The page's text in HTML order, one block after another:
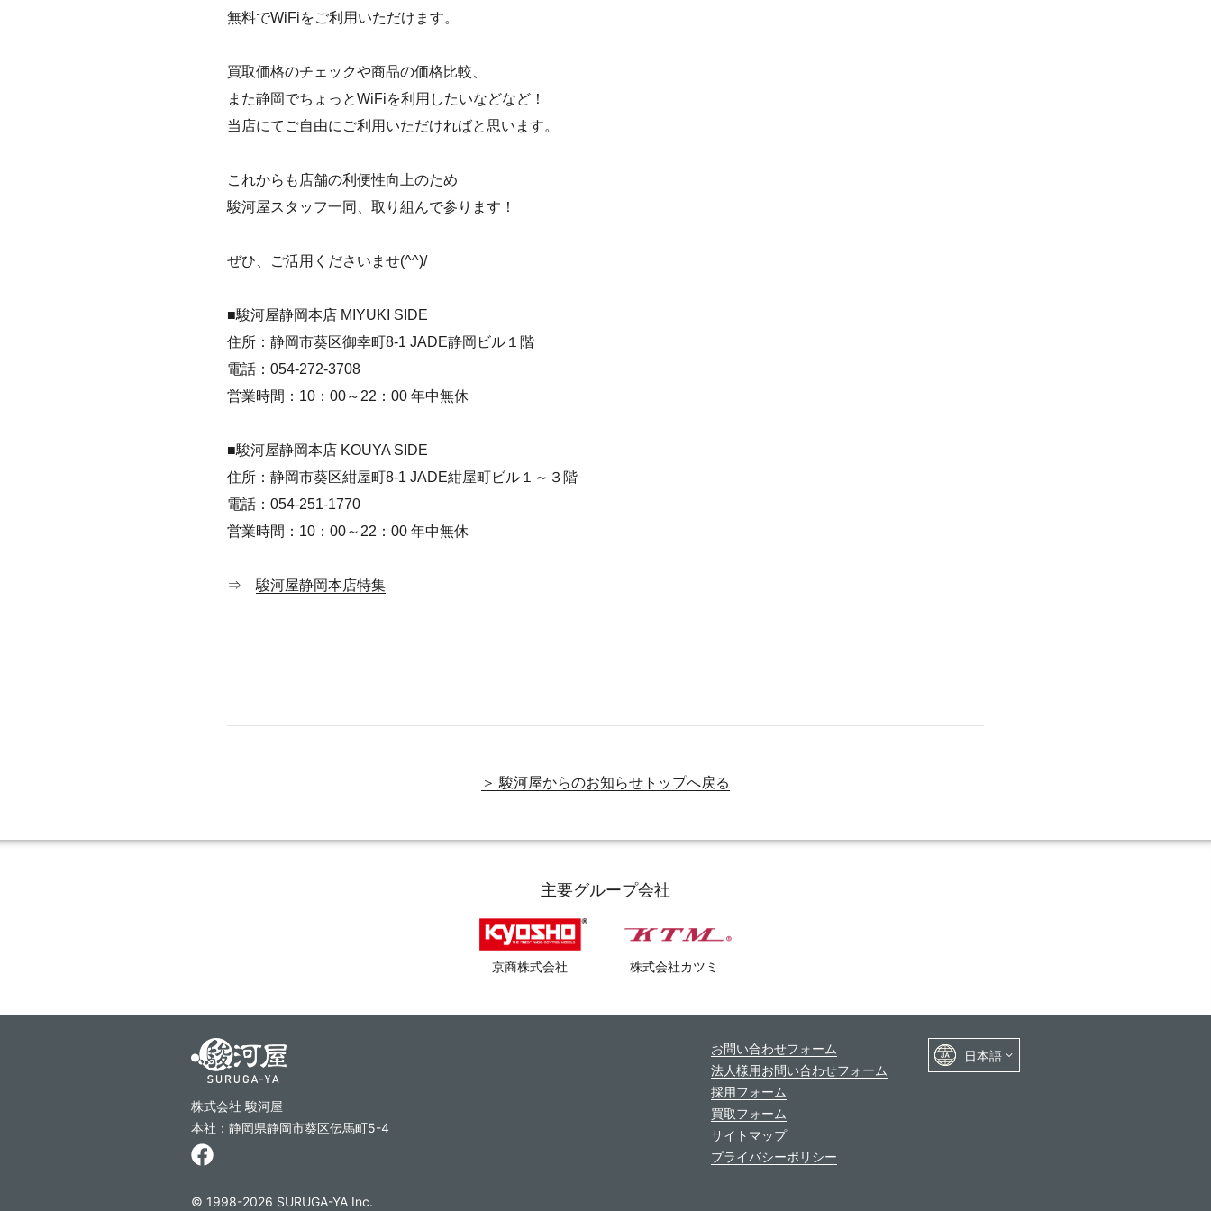
無料でWiFiをご利用いただけます。
買取価格のチェックや商品の価格比較、
また静岡でちょっとWiFiを利用したいなどなど！
当店にてご自由にご利用いただければと思います。
これからも店舗の利便性向上のため
駿河屋スタッフ一同、取り組んで参ります！
ぜひ、ご活用くださいませ(^^)/
■駿河屋静岡本店 MIYUKI SIDE
住所：静岡市葵区御幸町8-1 JADE静岡ビル１階
電話：054-272-3708
営業時間：10：00～22：00 年中無休
■駿河屋静岡本店 KOUYA SIDE
住所：静岡市葵区紺屋町8-1 JADE紺屋町ビル１～３階
電話：054-251-1770
営業時間：10：00～22：00 年中無休
⇒ 駿河屋静岡本店特集
＞ 駿河屋からのお知らせトップへ戻る
主要グループ会社
京商株式会社 株式会社カツミ
株式会社 駿河屋
本社：静岡県静岡市葵区伝馬町5-4
お問い合わせフォーム
法人様用お問い合わせフォーム
採用フォーム
買取フォーム
サイトマップ
プライバシーポリシー
© 1998-2026 SURUGA-YA Inc.